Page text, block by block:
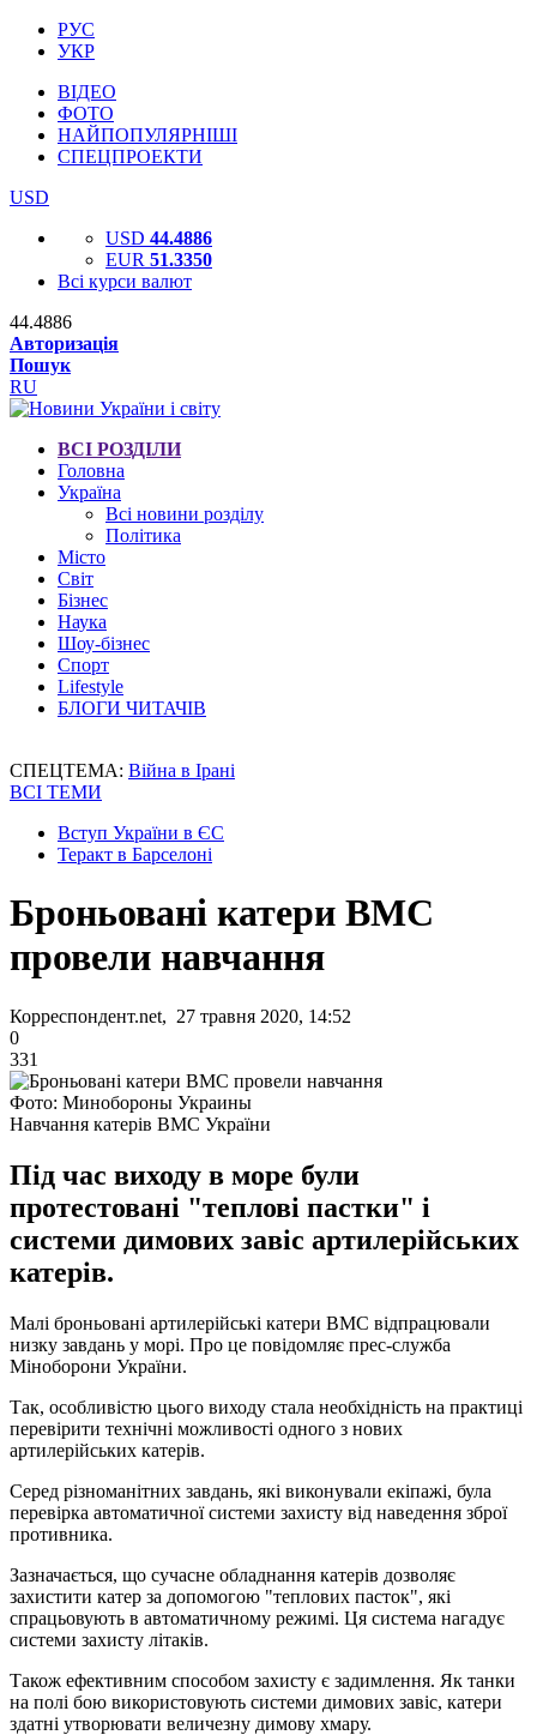
РУС
УКР
ВІДЕО
ФОТО
НАЙПОПУЛЯРНІШІ
СПЕЦПРОЕКТИ
USD
USD 44.4886
EUR 51.3350
Всі курси валют
44.4886
Авторизація
Пошук
RU
ВСІ РОЗДІЛИ
Головна
Україна
Всі новини розділу
Політика
Місто
Світ
Бізнес
Наука
Шоу-бізнес
Спорт
Lifestyle
БЛОГИ ЧИТАЧІВ
СПЕЦТЕМА: Війна в Ірані
ВСІ ТЕМИ
Вступ України в ЄС
Теракт в Барселоні
Броньовані катери ВМС
провели навчання
Корреспондент.net, 27 травня 2020, 14:52
0
331
Фото: Минобороны Украины
Навчання катерів ВМС України
Під час виходу в море були
протестовані "теплові пастки" і
системи димових завіс артилерійських
катерів.
Малі броньовані артилерійські катери ВМС відпрацювали
низку завдань у морі. Про це повідомляє прес-служба
Міноборони України.
Так, особливістю цього виходу стала необхідність на практиці
перевірити технічні можливості одного з нових
артилерійських катерів.
Серед різноманітних завдань, які виконували екіпажі, була
перевірка автоматичної системи захисту від наведення зброї
противника.
Зазначається, що сучасне обладнання катерів дозволяє
захистити катер за допомогою "теплових пасток", які
спрацьовують в автоматичному режимі. Ця система нагадує
системи захисту літаків.
Також ефективним способом захисту є задимлення. Як танки
на полі бою використовують системи димових завіс, катери
здатні утворювати величезну димову хмару.